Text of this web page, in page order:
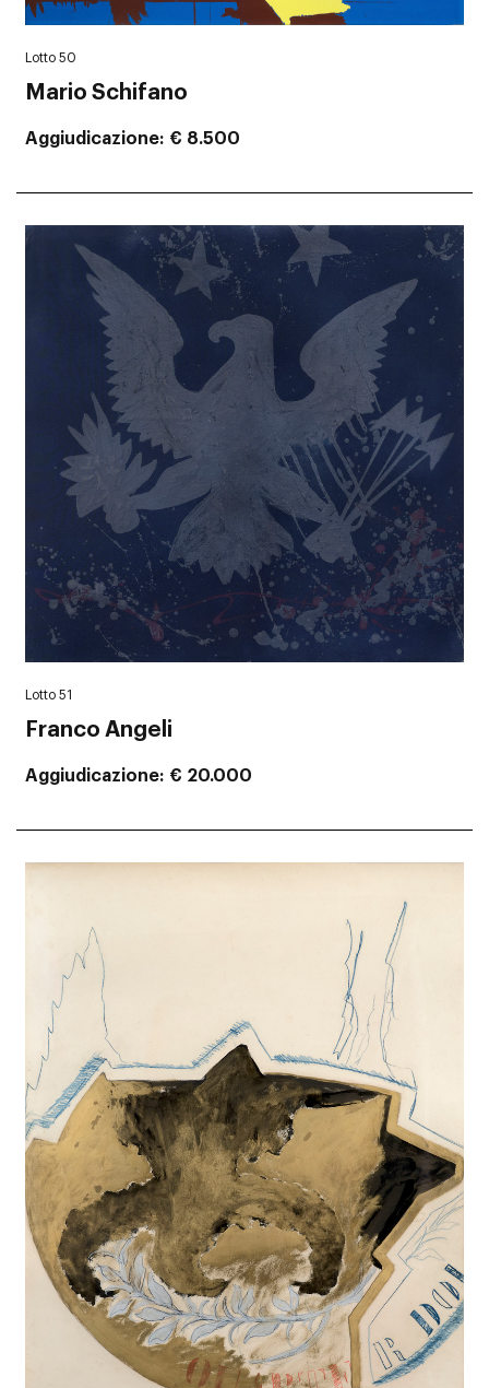
Lotto 50
Mario Schifano
Aggiudicazione € 8.500
Lotto 51
Franco Angeli
Aggiudicazione € 20.000